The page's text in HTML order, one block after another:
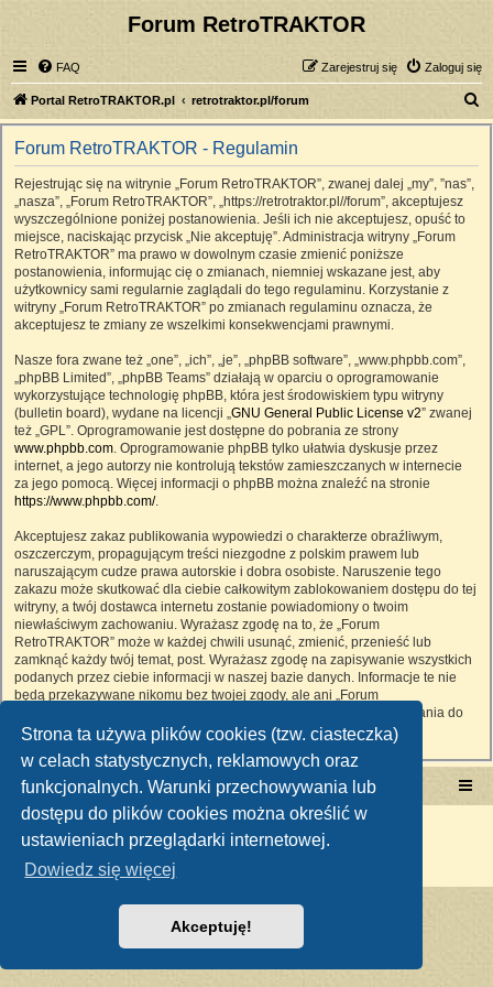
Strona ta używa plików cookies (tzw. ciasteczka)
w celach statystycznych, reklamowych oraz
funkcjonalnych. Warunki przechowywania lub
dostępu do plików cookies można określić w
ustawieniach przeglądarki internetowej.
Dowiedz się więcej
Akceptuję!
Forum RetroTRAKTOR
FAQ Zaloguj się
Zarejestruj się
Portal RetroTRAKTOR.pl retrotraktor.pl/forum
z
Forum RetroTRAKTOR - Regulamin
Rejestrując się na witrynie „Forum RetroTRAKTOR”, zwanej dalej „my”, ”nas”,
„nasza”, „Forum RetroTRAKTOR”, „https://retrotraktor.pl//forum”, akceptujesz
wyszczególnione poniżej postanowienia. Jeśli ich nie akceptujesz, opuść to
miejsce, naciskając przycisk „Nie akceptuję”. Administracja witryny „Forum
RetroTRAKTOR” ma prawo w dowolnym czasie zmienić poniższe
postanowienia, informując cię o zmianach, niemniej wskazane jest, aby
użytkownicy sami regularnie zaglądali do tego regulaminu. Korzystanie z
witryny „Forum RetroTRAKTOR” po zmianach regulaminu oznacza, że
akceptujesz te zmiany ze wszelkimi konsekwencjami prawnymi.
Nasze fora zwane też „one”, „ich”, „je”, „phpBB software”, „www.phpbb.com”,
„phpBB Limited”, „phpBB Teams” działają w oparciu o oprogramowanie
wykorzystujące technologię phpBB, która jest środowiskiem typu witryny
(bulletin board), wydane na licencji „GNU General Public License v2” zwanej
też „GPL”. Oprogramowanie jest dostępne do pobrania ze strony
www.phpbb.com. Oprogramowanie phpBB tylko ułatwia dyskusje przez
internet, a jego autorzy nie kontrolują tekstów zamieszczanych w internecie
za jego pomocą. Więcej informacji o phpBB można znaleźć na stronie
https://www.phpbb.com/.
Akceptujesz zakaz publikowania wypowiedzi o charakterze obraźliwym,
oszczerczym, propagującym treści niezgodne z polskim prawem lub
naruszającym cudze prawa autorskie i dobra osobiste. Naruszenie tego
zakazu może skutkować dla ciebie całkowitym zablokowaniem dostępu do tej
witryny, a twój dostawca internetu zostanie powiadomiony o twoim
niewłaściwym zachowaniu. Wyrażasz zgodę na to, że „Forum
RetroTRAKTOR” może w każdej chwili usunąć, zmienić, przenieść lub
zamknąć każdy twój temat, post. Wyrażasz zgodę na zapisywanie wszystkich
podanych przez ciebie informacji w naszej bazie danych. Informacje te nie
będą przekazywane nikomu bez twojej zgody, ale ani „Forum
RetroTRAKTOR”, ani phpBB nie ponosi odpowiedzialności za włamania do
witryny, podczas których może dojść do kradzieży danych.
Portal RetroTRAKTOR.pl retrotraktor.pl/forum
Technologię dostarcza
Polski pakiet językowy dostarczaphpBB.pl
Zasady ochrony danych osobowych